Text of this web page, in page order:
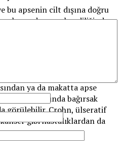
bu apsenin cilt dışına doğru
durumu kendiliğinden
Genel olarak kabızlık ve
(makat çatlağı, makat apsesi)
perianal fistül
Elbette ki her
oluşmayabilir. Ama genel
ya da makatta apse
Bunun dışında bağırsak
görülebilir. Crohn, ülseratif
gibi hastalıklardan da